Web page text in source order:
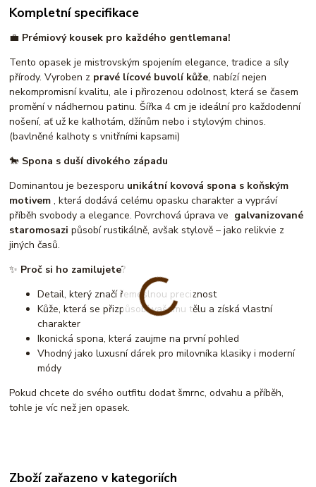
Kompletní specifikace
💼 Prémiový kousek pro každého gentlemana!
Tento opasek je mistrovským spojením elegance, tradice a síly
přírody. Vyroben z pravé lícové buvolí kůže, nabízí nejen
nekompromisní kvalitu, ale i přirozenou odolnost, která se časem
promění v nádhernou patinu. Šířka 4 cm je ideální pro každodenní
nošení, ať už ke kalhotám, džínům nebo i stylovým chinos.
(bavlněné kalhoty s vnitřními kapsami)
🐎 Spona s duší divokého západu
Dominantou je bezesporu unikátní kovová spona s koňským
motivem, která dodává celému opasku charakter a vypráví
příběh svobody a elegance. Povrchová úprava ve galvanizované
staromosazi působí rustikálně, avšak stylově – jako relikvie z
jiných časů.
✨ Proč si ho zamilujete?
Detail, který značí řemeslnou preciznost
Kůže, která se přizpůsobí vašemu tělu a získá vlastní
charakter
Ikonická spona, která zaujme na první pohled
Vhodný jako luxusní dárek pro milovníka klasiky i moderní
módy
Pokud chcete do svého outfitu dodat šmrnc, odvahu a příběh,
tohle je víc než jen opasek.
Zboží zařazeno v kategoriích